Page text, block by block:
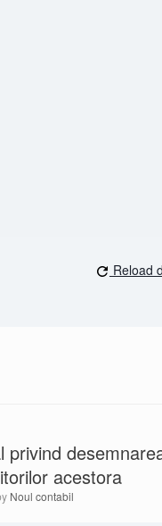
Reload
privind
acestora
Noul contabil